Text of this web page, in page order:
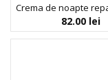
82.00 lei